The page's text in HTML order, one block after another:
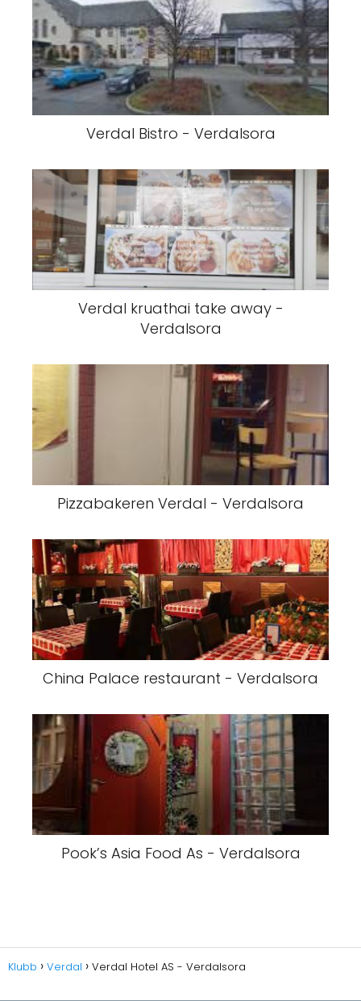
Verdal Bistro - Verdalsora
Verdal kruathai take away -
Verdalsora
Pizzabakeren Verdal - Verdalsora
China Palace restaurant - Verdalsora
Pook’s Asia Food As - Verdalsora
Klubb Verdal Verdal Hotel AS - Verdalsora